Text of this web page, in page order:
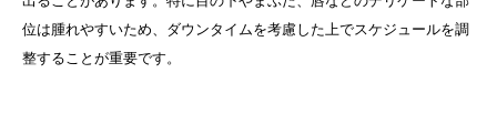
位は腫れやすいため、ダウンタイムを考慮した上でスケジュールを調
整することが重要です。